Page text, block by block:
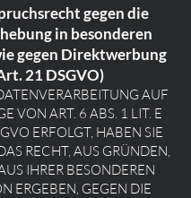
gegen die
in besonderen
gegen Direktwerbung
21 DSGVO)
AUF
VON ART. 6 ABS. 1 LIT. E
ERFOLGT, HABEN SIE
RECHT, AUS GRÜNDEN,
IHRER BESONDEREN
ERGEBEN, GEGEN DIE